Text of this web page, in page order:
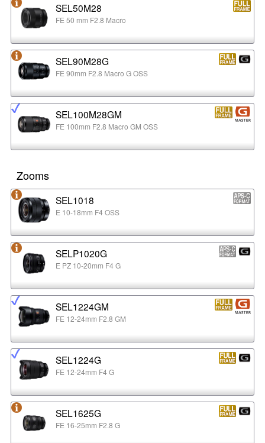
SEL50M28
FE 50 mm F2.8 Macro
SEL90M28G
FE 90mm F2.8 Macro G OSS
SEL100M28GM
FE 100mm F2.8 Macro GM OSS
Zooms
SEL1018
E 10-18mm F4 OSS
SELP1020G
E PZ 10-20mm F4 G
SEL1224GM
FE 12-24mm F2.8 GM
SEL1224G
FE 12-24mm F4 G
SEL1625G
FE 16-25mm F2.8 G